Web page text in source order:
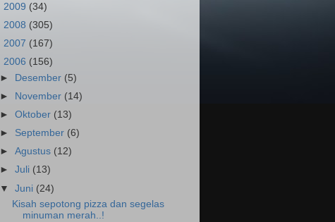
2009 (34)
2008 (305)
2007 (167)
2006 (156)
►
Desember (5)
►
November (14)
►Oktober (13)
► September (6)
►Agustus (12)
►Juli (13)
▼Juni (24)
Kisah sepotong pizza dan segelas
minuman merah..!